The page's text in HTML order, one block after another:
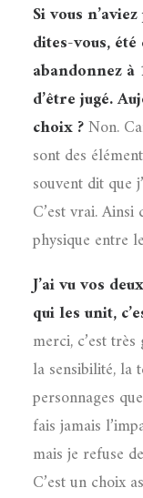
Si vous
dites-vous,
abandonnez à
d’être jugé.
choix ?Non.
sont des
souvent dit que
C’est vrai.
physique entre
J’ai vu vos
qui les unit,
merci, c’est
la sensibilité, la
personnages
fais jamais
mais je refuse
C’est un choix